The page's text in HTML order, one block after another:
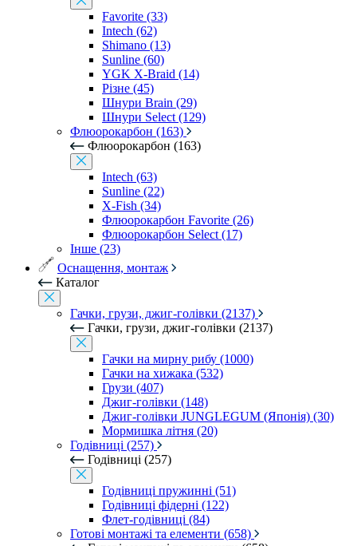
Favorite (33)
Intech (62)
Shimano (13)
Sunline (60)
YGK X-Braid (14)
Різне (45)
Шнури Brain (29)
Шнури Select (129)
Флюорокарбон (163)
Флюорокарбон (163)
Intech (63)
Sunline (22)
X-Fish (34)
Флюорокарбон Favorite (26)
Флюорокарбон Select (17)
Інше (23)
Оснащення, монтаж
Каталог
Гачки, грузи, джиг-голівки (2137)
Гачки, грузи, джиг-голівки (2137)
Гачки на мирну рибу (1000)
Гачки на хижака (532)
Грузи (407)
Джиг-голівки (148)
Джиг-голівки JUNGLEGUM (Японія) (30)
Мормишка літня (20)
Годівниці (257)
Годівниці (257)
Годівниці пружинні (51)
Годівниці фідерні (122)
Флет-годівниці (84)
Готові монтажі та елементи (658)